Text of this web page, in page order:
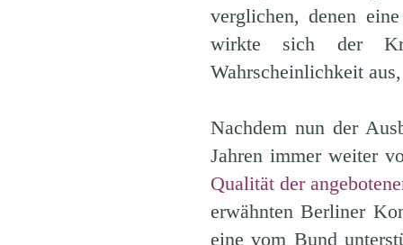
verglichen, denen
wirkte sich der
Wahrscheinlichkeit
Nachdem nun der
Jahren immer weiter
Qualität der
erwähnten Berliner
eine vom Bund